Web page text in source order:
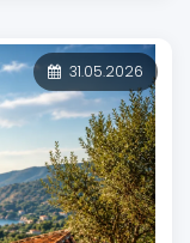
31.05.2026